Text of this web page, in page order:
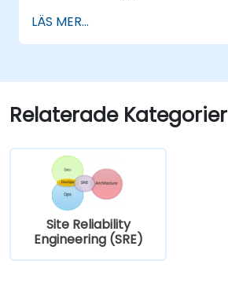
LÄS MER...
Relaterade Kategorier
Site Reliability
Engineering (SRE)